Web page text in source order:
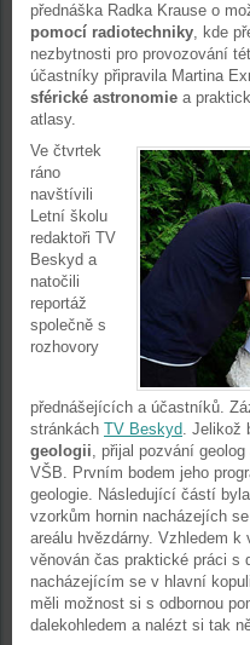
přednáška Radka Krause o
pomocí radiotechniky, kde
nezbytnosti pro provozování
účastníky připravila Martina
sférické astronomie a
atlasy.
Ve čtvrtek
ráno
navštívili
Letní školu
redaktoři TV
Beskyd a
natočili
reportáž
společně s
rozhovory
přednášejících a účastníků.
stránkách TV Beskyd. Jelikož
geologii, přijal pozvání
VŠB. Prvním bodem jeho
geologie. Následující částí
vzorkům hornin nacházejích
areálu hvězdárny. Vzhledem k
věnován čas praktické práci s
nacházejícím se v hlavní
měli možnost si s odbornou
dalekohledem a nalézt si tak